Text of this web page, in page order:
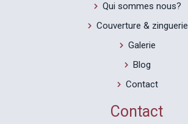
Qui sommes nous?
Couverture & zinguerie
Galerie
Blog
Contact
Contact